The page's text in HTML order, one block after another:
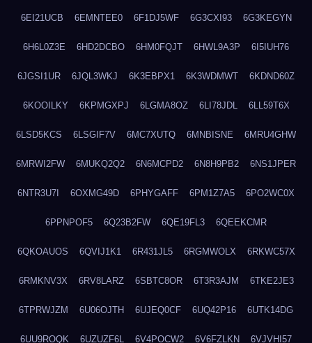
6EI21UCB 6EMNTEE0 6F1DJ5WF 6G3CXI93 6G3KEGYN
6H6L0Z3E 6HD2DCBO 6HM0FQJT 6HWL9A3P 6I5IUH76
6JGSI1UR 6JQL3WKJ 6K3EBPX1 6K3WDMWT 6KDND60Z
6KOOILKY 6KPMGXPJ 6LGMA8OZ 6LI78JDL 6LL59T6X
6LSD5KCS 6LSGIF7V 6MC7XUTQ 6MNBISNE 6MRU4GHW
6MRWI2FW 6MUKQ2Q2 6N6MCPD2 6N8H9PB2 6NS1JPER
6NTR3U7I 6OXMG49D 6PHYGAFF 6PM1Z7A5 6PO2WC0X
6PPNPOF5 6Q23B2FW 6QE19FL3 6QEEKCMR
6QKOAUOS 6QVIJ1K1 6R431JL5 6RGMWOLX 6RKWC57X
6RMKNV3X 6RV8LARZ 6SBTC8OR 6T3R3AJM 6TKE2JE3
6TPRWJZM 6U06OJTH 6UJEQ0CF 6UQ42P16 6UTK14DG
6UU9ROQK 6UZUZF6L 6V4POCW2 6V6FZLKN 6VJVHI57